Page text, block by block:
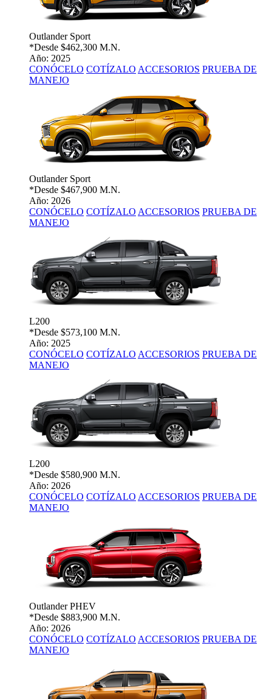
Outlander Sport
*Desde $462,300 M.N.
Año: 2025
CONÓCELO COTÍZALO ACCESORIOS PRUEBA DE
MANEJO
Outlander Sport
*Desde $467,900 M.N.
Año: 2026
CONÓCELO COTÍZALO ACCESORIOS PRUEBA DE
MANEJO
L200
*Desde $573,100 M.N.
Año: 2025
CONÓCELO COTÍZALO ACCESORIOS PRUEBA DE
MANEJO
L200
*Desde $580,900 M.N.
Año: 2026
CONÓCELO COTÍZALO ACCESORIOS PRUEBA DE
MANEJO
Outlander PHEV
*Desde $883,900 M.N.
Año: 2026
CONÓCELO COTÍZALO ACCESORIOS PRUEBA DE
MANEJO